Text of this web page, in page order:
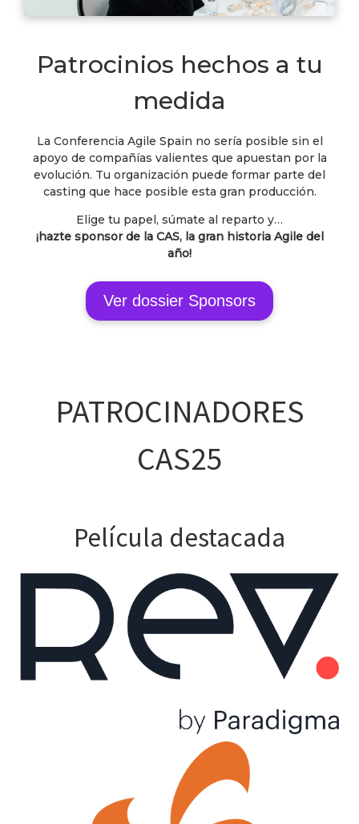
Patrocinios hechos a tu
medida
La Conferencia Agile Spain no sería posible sin el
apoyo de compañías valientes que apuestan por la
evolución. Tu organización puede formar parte del
casting que hace posible esta gran producción.
Elige tu papel, súmate al reparto y…
¡hazte sponsor de la CAS, la gran historia Agile del
año!
Ver dossier Sponsors
PATROCINADORES
CAS25
Película destacada